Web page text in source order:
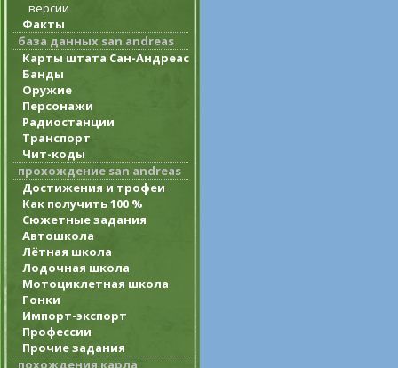
версии
Факты
база данных san andreas
Карты штата Сан-Андреас
Банды
Оружие
Персонажи
Радиостанции
Транспорт
Чит-коды
прохождение san andreas
Достижения и трофеи
Как получить 100 %
Сюжетные задания
Автошкола
Лётная школа
Лодочная школа
Мотоциклетная школа
Гонки
Импорт-экспорт
Профессии
Прочие задания
похождения карла